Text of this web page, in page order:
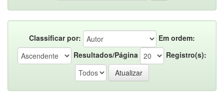
Classificar por:
Em ordem:
Resultados/Página
Registro(s):